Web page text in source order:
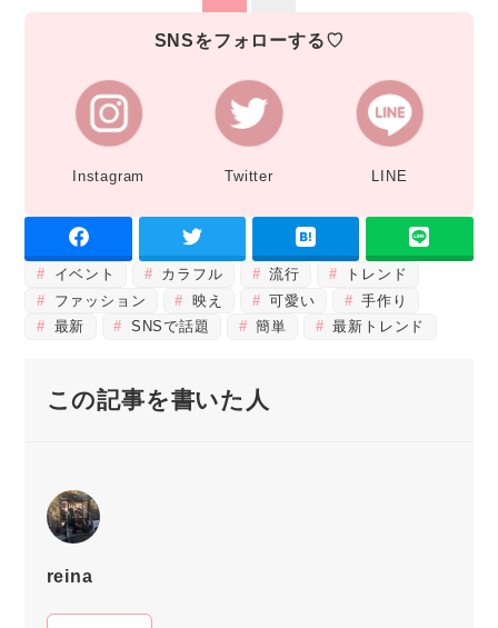
SNSをフォローする♡
Instagram Twitter LINE
イベント カラフル 流行
トレンド
ファッション
映え 可愛い
手作り
最新
SNSで話題 簡単 最新トレンド
この記事を書いた人
reina